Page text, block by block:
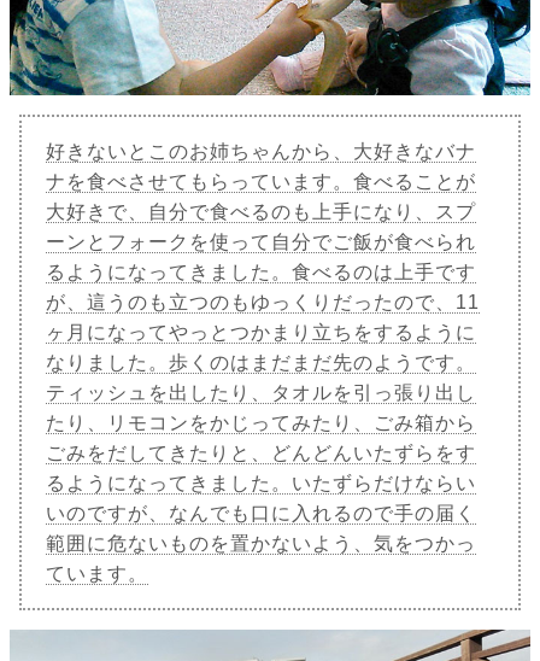
好きないとこのお姉ちゃんから、大好きなバナ
ナを食べさせてもらっています。食べることが
大好きで、自分で食べるのも上手になり、スプ
ーンとフォークを使って自分でご飯が食べられ
るようになってきました。食べるのは上手です
が、這うのも立つのもゆっくりだったので、11
ヶ月になってやっとつかまり立ちをするように
なりました。歩くのはまだまだ先のようです。
ティッシュを出したり、タオルを引っ張り出し
たり、リモコンをかじってみたり、ごみ箱から
ごみをだしてきたりと、どんどんいたずらをす
るようになってきました。いたずらだけならい
いのですが、なんでも口に入れるので手の届く
範囲に危ないものを置かないよう、気をつかっ
ています。